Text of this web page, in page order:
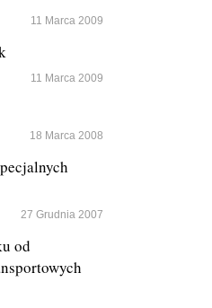
11 Marca 2009
11 Marca 2009
18 Marca 2008
27 Grudnia 2007
od